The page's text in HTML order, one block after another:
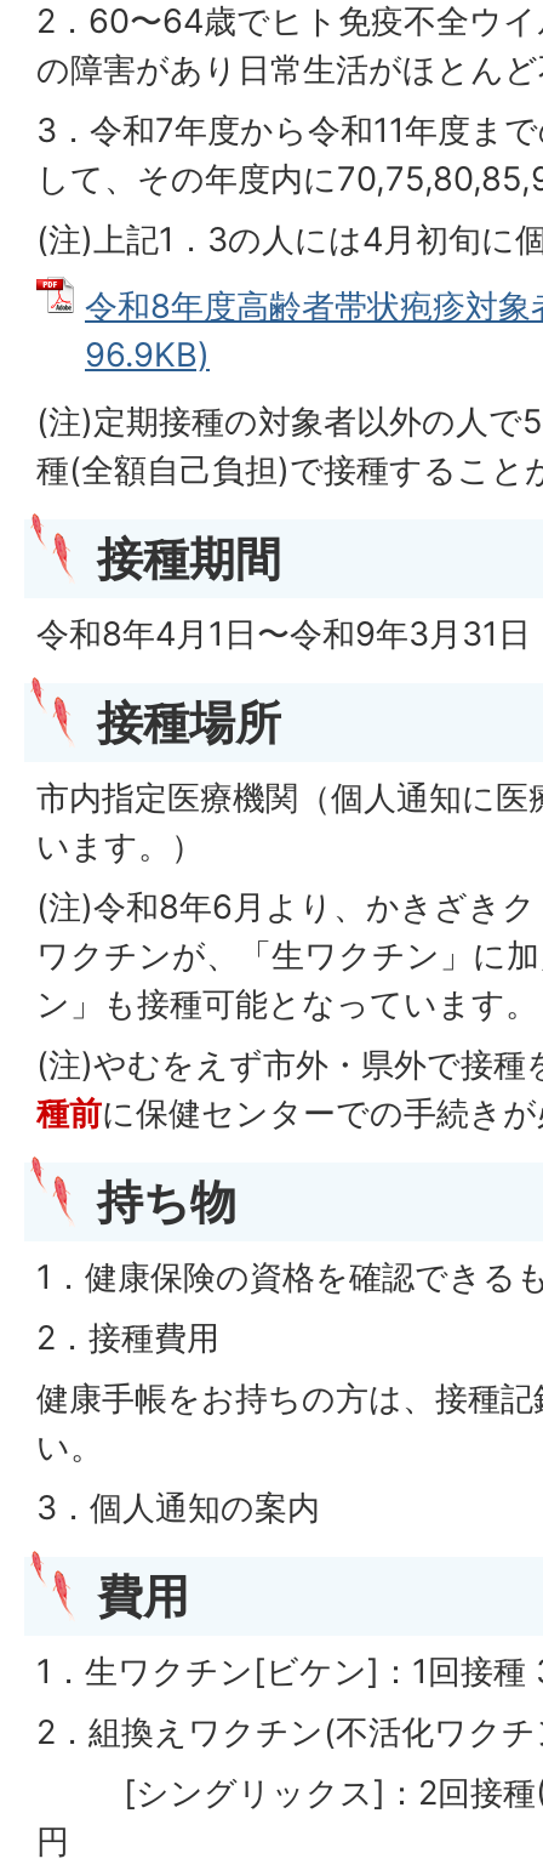
2．60〜64歳でヒト免疫不全ウ
の障害があり日常生活がほとん
3．令和7年度から令和11年度ま
して、その年度内に
(注)上記1．3の人には4月初旬に
令和8年度高齢者帯状疱疹対
96.9KB)
(注)定期接種の対象者以外の人で
種(全額自己負担)で接種すること
接種期間
令和8年4月1日〜令和9年3月31日
接種場所
市内指定医療機関（個人通知に
います。）
(注)令和8年6月より、かきざき
ワクチンが、「生ワクチン」に
ン」も接種可能となっています。
(注)やむをえず市外・県外で接種
種前に保健センターでの手続き
持ち物
1．健康保険の資格を確認できる
2．接種費用
健康手帳をお持ちの方は、接種
い。
3．個人通知の案内
費用
1．生ワクチン[ビケン]：1回接種
2．組換えワクチン(不活化ワク
[シングリックス]：2回接種
円